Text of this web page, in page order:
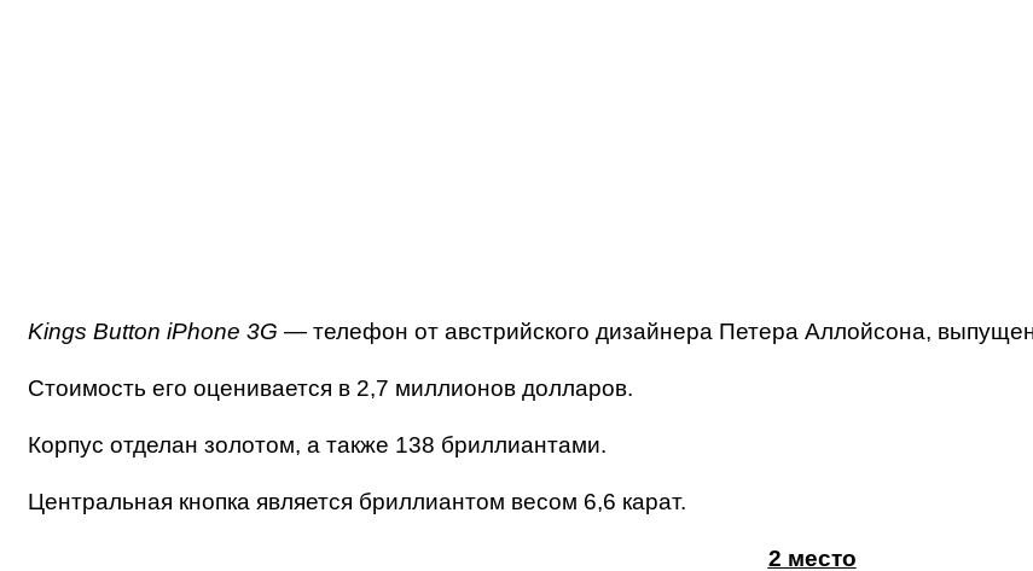
Kings Button iPhone 3G — телефон от австрийского дизайнера Петера Аллойсона,
Стоимость его оценивается в 2,7 миллионов долларов.
Корпус отделан золотом, а также 138 бриллиантами.
Центральная кнопка является бриллиантом весом 6,6 карат.
2 место